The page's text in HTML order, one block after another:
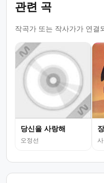
관련 곡
작곡가 또는 작사가가 연결
당신을 사랑해
오정선